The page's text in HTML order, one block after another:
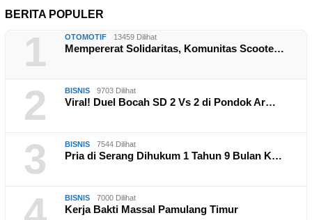
BERITA POPULER
1 OTOMOTIF 13459 Dilihat
Mempererat Solidaritas, Komunitas Scoote…
2 BISNIS 9703 Dilihat
Viral! Duel Bocah SD 2 Vs 2 di Pondok Ar…
3 BISNIS 7544 Dilihat
Pria di Serang Dihukum 1 Tahun 9 Bulan K…
BISNIS 7000 Dilihat
Kerja Bakti Massal Pamulang Timur